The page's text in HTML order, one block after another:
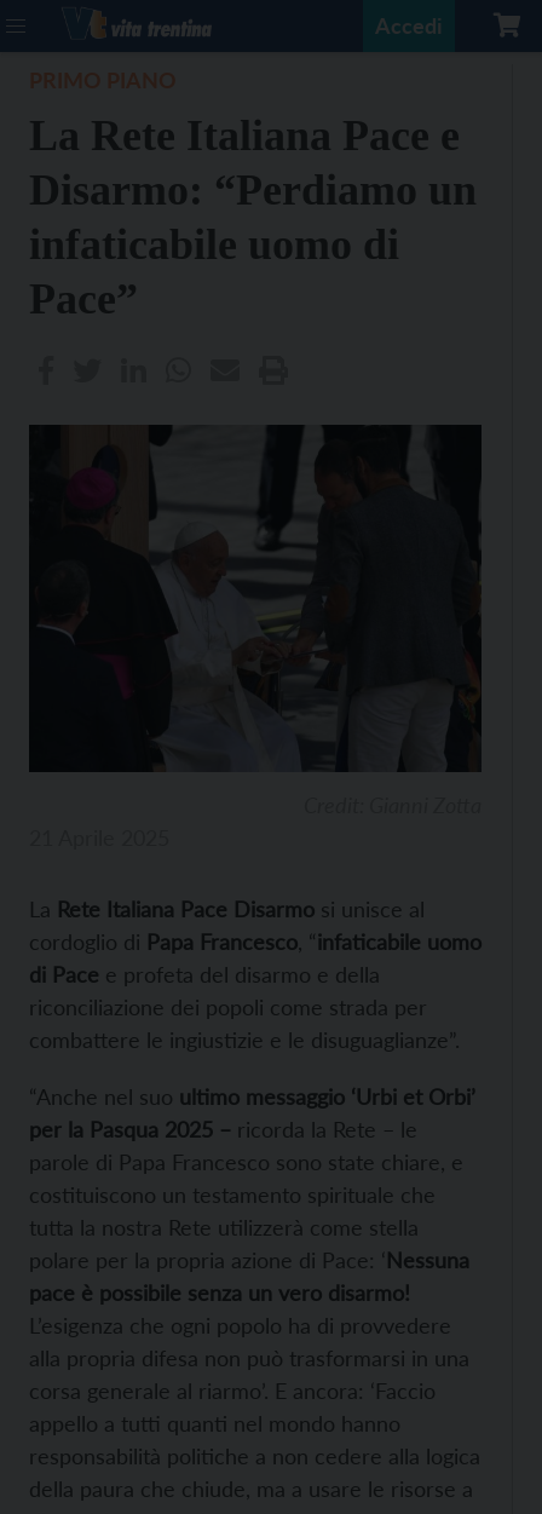
Accedi
La Rete Italiana Pace e
Disarmo: “Perdiamo un
infaticabile uomo di
Pace”
La Rete Italiana Pace Disarmo si unisce al
cordoglio di Papa Francesco , “infaticabile uomo
di Pace e profeta del disarmo e della
riconciliazione dei popoli come strada per
combattere le ingiustizie e le disuguaglianze”.
“Anche nel suo ultimo messaggio ‘Urbi et Orbi’
per la Pasqua 2025 – ricorda la Rete – le
parole di Papa Francesco sono state chiare, e
costituiscono un testamento spirituale che
tutta la nostra Rete utilizzerà come stella
polare per la propria azione di Pace: ‘Nessuna
pace è possibile senza un vero disarmo!
L’esigenza che ogni popolo ha di provvedere
alla propria difesa non può trasformarsi in una
corsa generale al riarmo’. E ancora: ‘Faccio
appello a tutti quanti nel mondo hanno
responsabilità politiche a non cedere alla logica
della paura che chiude, ma a usare le risorse a